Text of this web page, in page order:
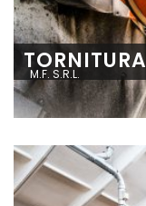
TORNITURA
M.F. S.R.L.